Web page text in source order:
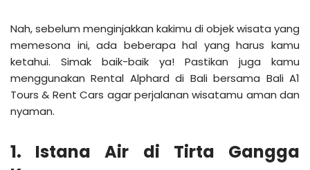
Nah, sebelum menginjakkan kakimu di objek wisata yang
memesona ini, ada beberapa hal yang harus kamu
ketahui. Simak baik-baik ya! Pastikan juga kamu
menggunakan Rental Alphard di Bali bersama Bali A1
Tours & Rent Cars agar perjalanan wisatamu aman dan
nyaman.
1. Istana Air di Tirta Gangga